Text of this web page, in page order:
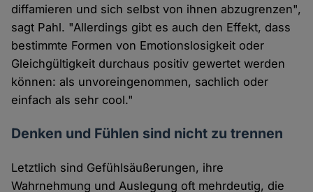
diffamieren und sich selbst von ihnen abzugrenzen",
sagt Pahl. "Allerdings gibt es auch den Effekt, dass
bestimmte Formen von Emotionslosigkeit oder
Gleichgültigkeit durchaus positiv gewertet werden
können: als unvoreingenommen, sachlich oder
einfach als sehr cool."
Denken und Fühlen sind nicht zu trennen
Letztlich sind Gefühlsäußerungen, ihre
Wahrnehmung und Auslegung oft mehrdeutig, die